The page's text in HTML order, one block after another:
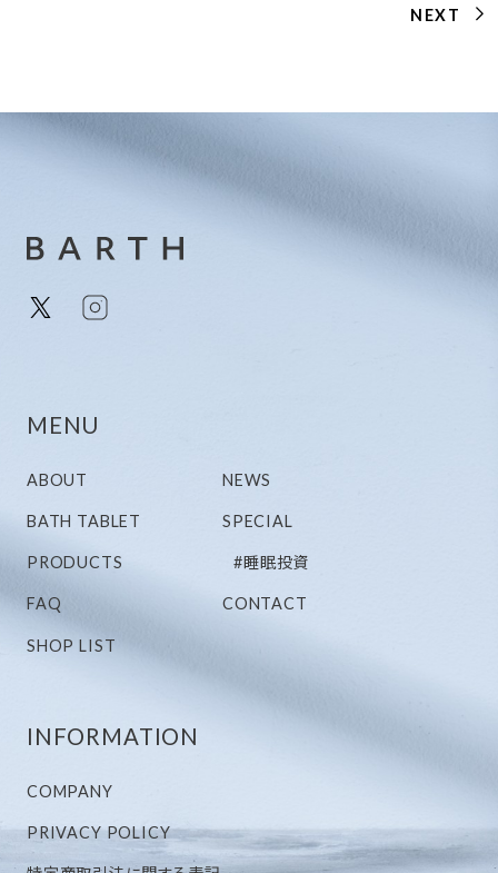
NEXT
MENU
ABOUT
BATH TABLET
PRODUCTS
FAQ
SHOP LIST
NEWS
SPECIAL
#睡眠投資
CONTACT
INFORMATION
COMPANY
PRIVACY POLICY